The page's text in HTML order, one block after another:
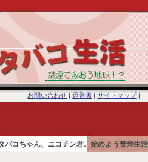
サイトマップ|
運営者 |
お問い合わせ |
バコちゃん、ニコチン君。始めよう禁煙生活